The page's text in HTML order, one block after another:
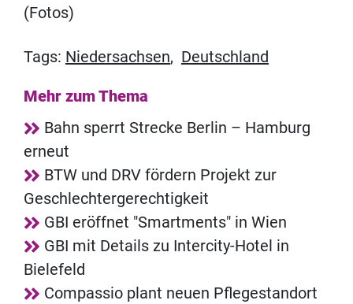
(Fotos)
Tags: Niedersachsen, Deutschland
Mehr zum Thema
Bahn sperrt Strecke Berlin – Hamburg
erneut
BTW und DRV fördern Projekt zur
Geschlechtergerechtigkeit
GBI eröffnet "Smartments" in Wien
GBI mit Details zu Intercity-Hotel in
Bielefeld
Compassio plant neuen Pflegestandort